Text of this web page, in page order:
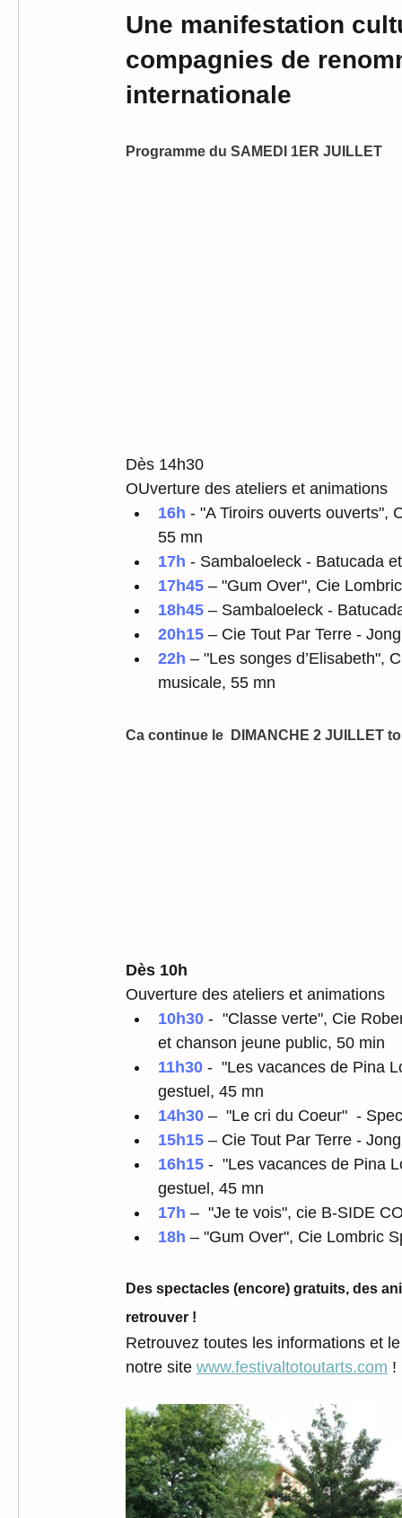
Une manifestation
compagnies de
internationale
Programme du SAMEDI 1ER JUILLET
Dès 14h30
OUverture des ateliers et animations
16h - "A Tiroirs ouverts ouverts",
55 mn
17h - Sambaloeleck - Batucada
17h45 – "Gum Over", Cie
18h45 – Sambaloeleck -
20h15 – Cie Tout Par Terre -
22h – "Les songes d’Elisabeth",
musicale, 55 mn
Ca continue le  DIMANCHE 2 JUILLET
Dès 10h
Ouverture des ateliers et animations
10h30 -  "Classe verte", Cie
et chanson jeune public, 50 min
11h30 -  "Les vacances de Pina
gestuel, 45 mn
14h30 –  "Le cri du Coeur"  -
15h15 – Cie Tout Par Terre -
16h15 -  "Les vacances de Pina
gestuel, 45 mn
17h –  "Je te vois", cie B-SIDE
18h – "Gum Over", Cie Lombric
Des spectacles (encore) gratuits, des
retrouver !
Retrouvez toutes les informations et
notre site www.festivaltotoutarts.com !